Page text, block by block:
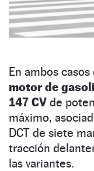
En ambos
motor de
147 CV de
máximo,
DCT de siete
tracción
las variantes.